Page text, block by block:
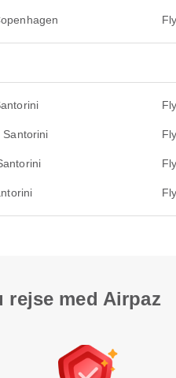
Santorini
rejse med Airpaz